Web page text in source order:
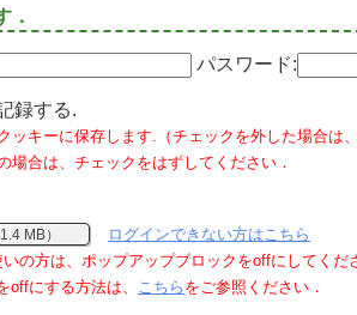
．
パスワード:
録する.
ッキーに保存します.（チェックを外した場合は
場合は、チェックをはずしてください．
MB）
ログインできない方はこちら
の方は、ポップアップブロックをoffにしてくだ
offにする方法は、 こちら をご参照ください．